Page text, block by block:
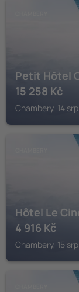
Petit Hôtel
15 258 Kč
Chambery, 14
Hôtel Le
4 916 Kč
Chambery, 15